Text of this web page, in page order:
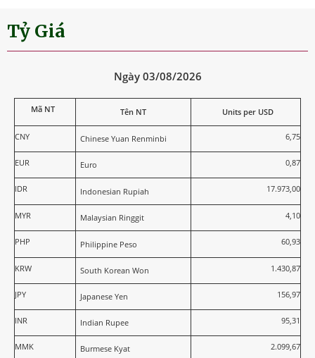
Tỷ Giá
Ngày 03/08/2026
Mã NT Tên NT Units per USD
CNY Chinese Yuan Renminbi 6,75
EUR Euro 0,87
IDR Indonesian Rupiah 17.973,00
MYR Malaysian Ringgit 4,10
PHP Philippine Peso 60,93
KRW South Korean Won 1.430,87
JPY Japanese Yen 156,97
INR Indian Rupee 95,31
MMK Burmese Kyat 2.099,67